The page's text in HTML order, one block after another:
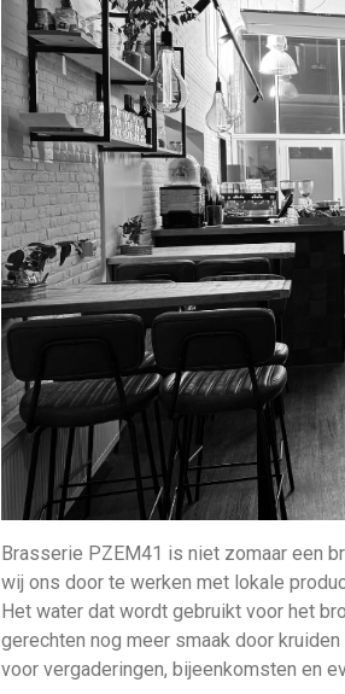
Brasserie PZEM41 is niet zomaar een
wij ons door te werken met lokale
Het water dat wordt gebruikt voor het
gerechten nog meer smaak door
voor vergaderingen, bijeenkomsten en